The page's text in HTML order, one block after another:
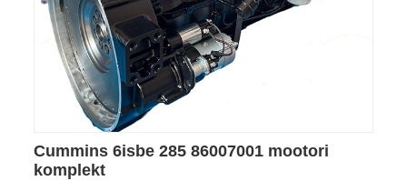
Cummins 6isbe 285 86007001 mootori
komplekt